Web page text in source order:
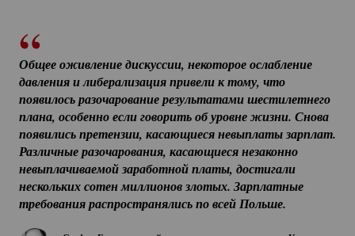
Общее оживление дискуссии, некоторое ослабление
давления и либерализация привели к тому, что
появилось разочарование результатами шестилетнего
плана, особенно если говорить об уровне жизни. Снова
появились претензии, касающиеся невыплаты зарплат.
Различные разочарования, касающиеся незаконно
невыплачиваемой заработной платы, достигали
нескольких сотен миллионов злотых. Зарплатные
требования распространялись по всей Польше.